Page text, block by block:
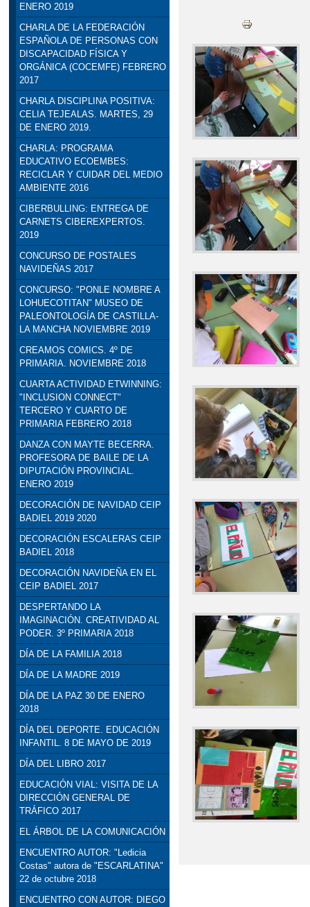
ENERO 2019
CHARLA DE LA FEDERACIÓN
ESPAÑOLA DE PERSONAS CON
DISCAPACIDAD FÍSICA Y
ORGÁNICA (COCEMFE) FEBRERO
2017
CHARLA DISCIPLINA POSITIVA:
CELIA TEJEALAS. MARTES, 29
DE ENERO 2019.
CHARLA: PROGRAMA
EDUCATIVO ECOEMBES:
RECICLAR Y CUIDAR DEL MEDIO
AMBIENTE 2016
CIBERBULLING: ENTREGA DE
CARNETS CIBEREXPERTOS.
2019
CONCURSO DE POSTALES
NAVIDEÑAS 2017
CONCURSO: "PONLE NOMBRE A
LOHUECOTITAN" MUSEO DE
PALEONTOLOGÍA DE CASTILLA-
LA MANCHA NOVIEMBRE 2019
CREAMOS COMICS. 4º DE
PRIMARIA. NOVIEMBRE 2018
CUARTA ACTIVIDAD ETWINNING:
"INCLUSION CONNECT"
TERCERO Y CUARTO DE
PRIMARIA FEBRERO 2018
DANZA CON MAYTE BECERRA.
PROFESORA DE BAILE DE LA
DIPUTACIÓN PROVINCIAL.
ENERO 2019
DECORACIÓN DE NAVIDAD CEIP
BADIEL 2019 2020
DECORACIÓN ESCALERAS CEIP
BADIEL 2018
DECORACIÓN NAVIDEÑA EN EL
CEIP BADIEL 2017
DESPERTANDO LA
IMAGINACIÓN. CREATIVIDAD AL
PODER. 3º PRIMARIA 2018
DÍA DE LA FAMILIA 2018
DÍA DE LA MADRE 2019
DÍA DE LA PAZ 30 DE ENERO
2018
DÍA DEL DEPORTE. EDUCACIÓN
INFANTIL. 8 DE MAYO DE 2019
DÍA DEL LIBRO 2017
EDUCACIÓN VIAL: VISITA DE LA
DIRECCIÓN GENERAL DE
TRÁFICO 2017
EL ÁRBOL DE LA COMUNICACIÓN
ENCUENTRO AUTOR: "Ledicia
Costas" autora de "ESCARLATINA"
22 de octubre 2018
ENCUENTRO CON AUTOR: DIEGO